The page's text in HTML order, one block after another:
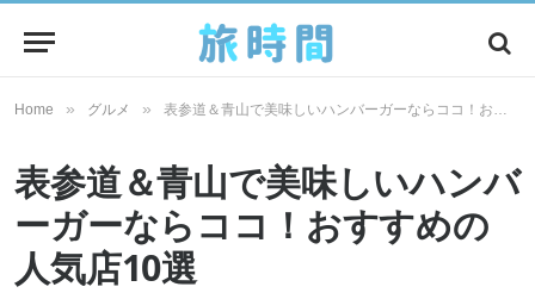
Home » グルメ » 表参道＆青山で美味しいハンバーガーならココ！おすすめの人気店10選
表参道＆青山で美味しいハンバ
ーガーならココ！おすすめの
人気店10選